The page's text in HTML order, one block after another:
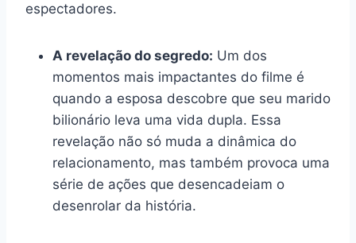
espectadores.
A revelação do segredo: Um dos
momentos mais impactantes do filme é
quando a esposa descobre que seu marido
bilionário leva uma vida dupla. Essa
revelação não só muda a dinâmica do
relacionamento, mas também provoca uma
série de ações que desencadeiam o
desenrolar da história.